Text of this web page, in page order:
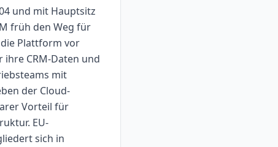
und mit Hauptsitz
früh den Weg für
Plattform vor
CRM-Daten und
mit
der Cloud-
Vorteil für
EU-
sich in